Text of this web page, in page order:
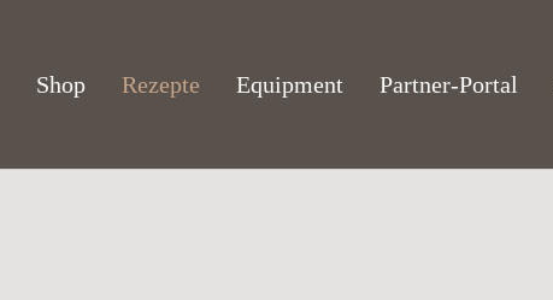
Shop Rezepte Equipment Partner-Portal